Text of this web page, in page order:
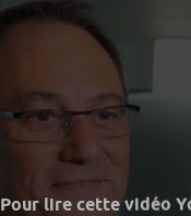
Pour lire cette vidéo